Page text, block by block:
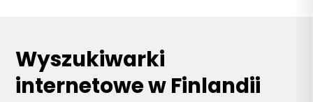
Wyszukiwarki
internetowe w Finlandii